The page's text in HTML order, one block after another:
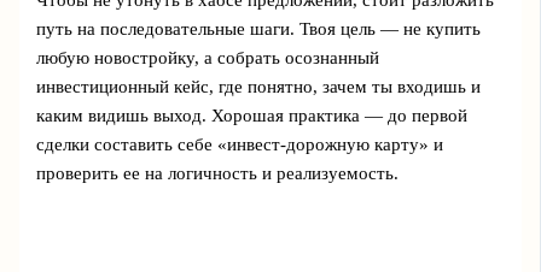
путь на последовательные шаги. Твоя цель — не купить
любую новостройку, а собрать осознанный
инвестиционный кейс, где понятно, зачем ты входишь и
каким видишь выход. Хорошая практика — до первой
сделки составить себе «инвест-дорожную карту» и
проверить ее на логичность и реализуемость.